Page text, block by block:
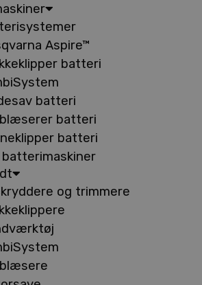
Aspire™
batteri
batteri
batteri
batteri
batterimaskiner
og trimmere